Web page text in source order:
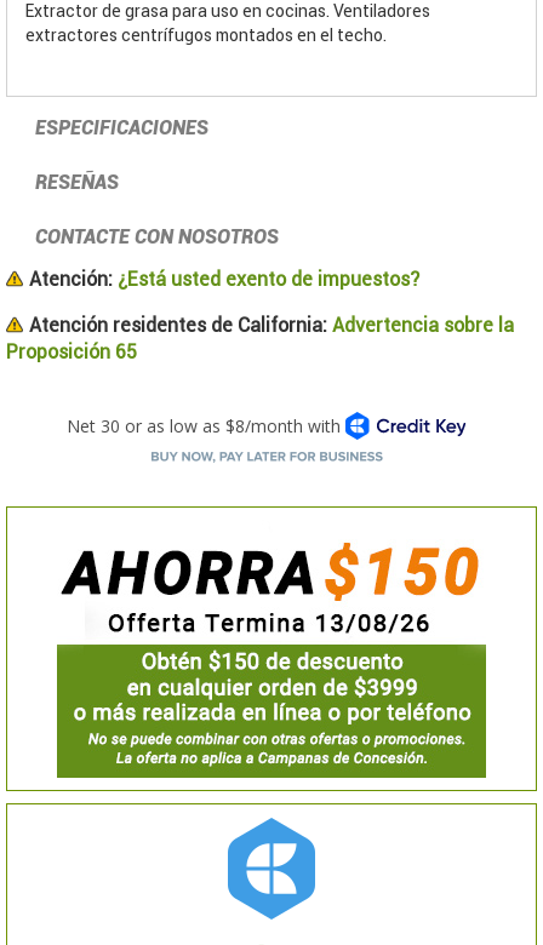
Extractor de grasa para uso en cocinas. Ventiladores
extractores centrífugos montados en el techo.
ESPECIFICACIONES
RESEÑAS
CONTACTE CON NOSOTROS
Atención: ¿Está usted exento de impuestos?
Atención residentes de California: Advertencia sobre la
Proposición 65